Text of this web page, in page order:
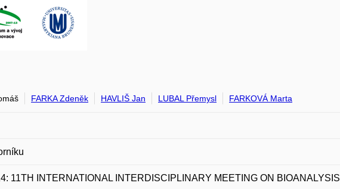
FARKA Zdeněk HAVLIŠ Jan LUBAL Přemysl FARKOVÁ Marta
11TH INTERNATIONAL INTERDISCIPLINARY MEETING ON BIOANALYSIS